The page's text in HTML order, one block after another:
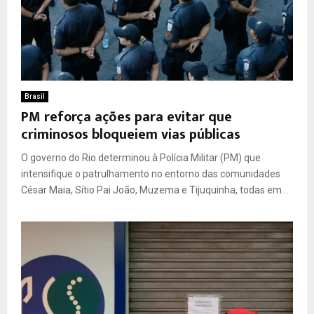
Brasil
PM reforça ações para evitar que
criminosos bloqueiem vias públicas
O governo do Rio determinou à Polícia Militar (PM) que
intensifique o patrulhamento no entorno das comunidades
César Maia, Sítio Pai João, Muzema e Tijuquinha, todas em...